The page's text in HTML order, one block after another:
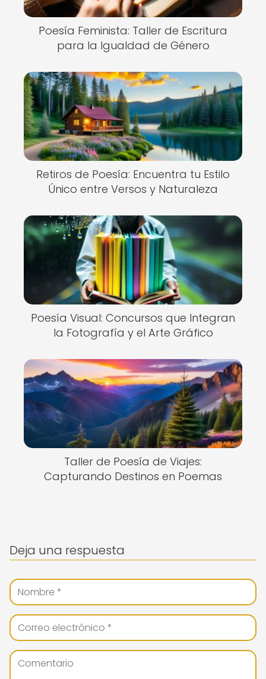
Poesía Feminista: Taller de Escritura
para la Igualdad de Género
Retiros de Poesía: Encuentra tu Estilo
Único entre Versos y Naturaleza
Poesía Visual: Concursos que Integran
la Fotografía y el Arte Gráfico
Taller de Poesía de Viajes:
Capturando Destinos en Poemas
Deja una respuesta